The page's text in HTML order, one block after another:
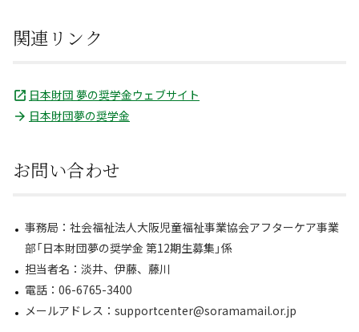
関連リンク
日本財団 夢の奨学金ウェブサイト
日本財団夢の奨学金
お問い合わせ
事務局：社会福祉法人大阪児童福祉事業協会アフターケア事業
部「日本財団夢の奨学金 第12期生募集」係
担当者名：淡井、伊藤、藤川
電話：06-6765-3400
メールアドレス：supportcenter@soramamail.or.jp